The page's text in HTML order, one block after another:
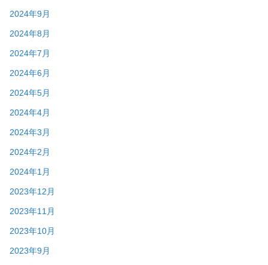
2024年9月
2024年8月
2024年7月
2024年6月
2024年5月
2024年4月
2024年3月
2024年2月
2024年1月
2023年12月
2023年11月
2023年10月
2023年9月